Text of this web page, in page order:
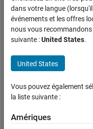
sajjad
allahgoli
Actif
2017
0
Following:
0
dans votre langue
événements et les offres
nous vous
suivante :United States.
United States
Vous pouvez également
la liste suivante :
Amériques